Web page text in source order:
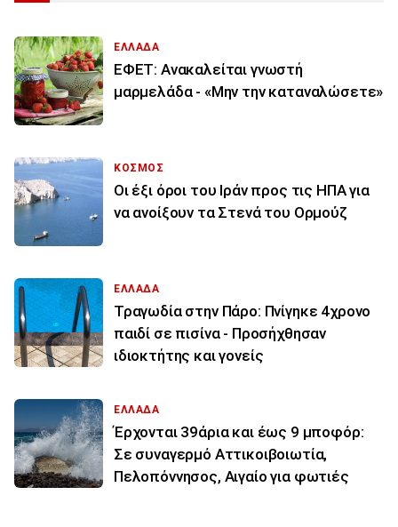
ΕΛΛΑΔΑ
ΕΦΕΤ: Ανακαλείται γνωστή
μαρμελάδα - «Μην την καταναλώσετε»
ΚΟΣΜΟΣ
Οι έξι όροι του Ιράν προς τις ΗΠΑ για
να ανοίξουν τα Στενά του Ορμούζ
ΕΛΛΑΔΑ
Τραγωδία στην Πάρο: Πνίγηκε 4χρονο
παιδί σε πισίνα - Προσήχθησαν
ιδιοκτήτης και γονείς
ΕΛΛΑΔΑ
Έρχονται 39άρια και έως 9 μποφόρ:
Σε συναγερμό Αττικοιβοιωτία,
Πελοπόννησος, Αιγαίο για φωτιές